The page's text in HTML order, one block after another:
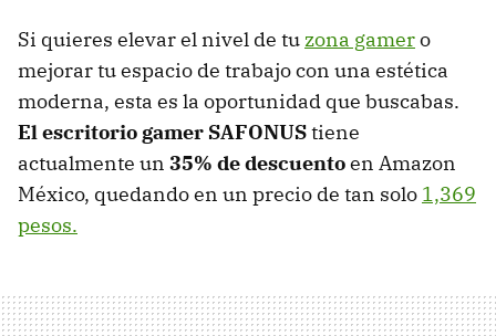
Si quieres elevar el nivel de tu zona gamero
mejorar tu espacio de trabajo con una estética
moderna, esta es la oportunidad que buscabas.
Elescritorio gamer SAFONUStiene
actualmente un 35% de descuentoen Amazon
México, quedando en un precio de tan solo 1,369
pesos.